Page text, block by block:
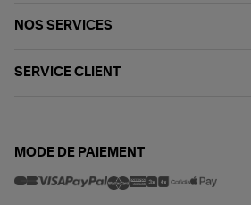
NOS SERVICES
SERVICE CLIENT
MODE DE PAIEMENT